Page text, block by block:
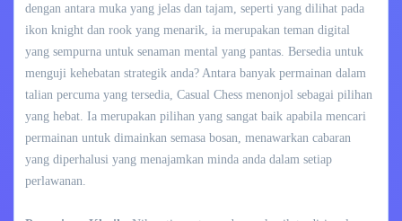
dengan antara muka yang jelas dan tajam, seperti yang dilihat pada
ikon knight dan rook yang menarik, ia merupakan teman digital
yang sempurna untuk senaman mental yang pantas. Bersedia untuk
menguji kehebatan strategik anda? Antara banyak permainan dalam
talian percuma yang tersedia, Casual Chess menonjol sebagai pilihan
yang hebat. Ia merupakan pilihan yang sangat baik apabila mencari
permainan untuk dimainkan semasa bosan, menawarkan cabaran
yang diperhalusi yang menajamkan minda anda dalam setiap
perlawanan.